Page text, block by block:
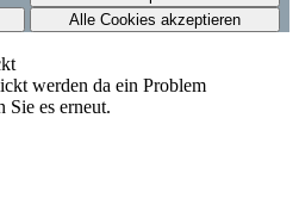
Alle Cookies akzeptieren
werden da ein Problem
Sie es erneut.